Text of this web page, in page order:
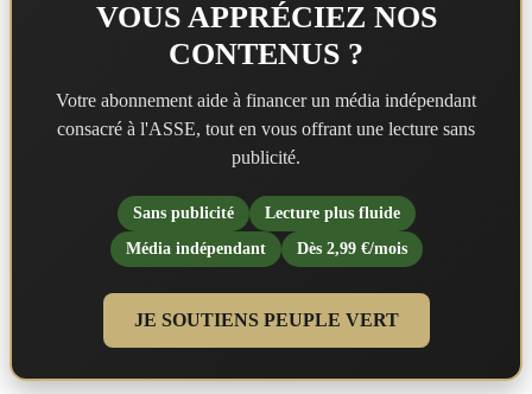
VOUS APPRÉCIEZ NOS
CONTENUS ?
Votre abonnement aide à financer un média indépendant
consacré à l'ASSE, tout en vous offrant une lecture sans
publicité.
Sans publicité
Lecture plus fluide
Média indépendant
Dès 2,99 €/mois
JE SOUTIENS PEUPLE VERT